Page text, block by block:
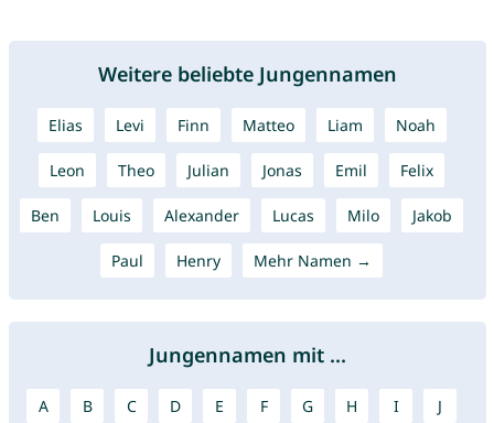
Weitere beliebte Jungennamen
Elias Levi Finn Matteo Liam Noah
Leon Theo Julian Jonas Emil Felix
Ben Louis Alexander Lucas Milo Jakob
Paul Henry Mehr Namen →
Jungennamen mit ...
A B C D E F G H I J